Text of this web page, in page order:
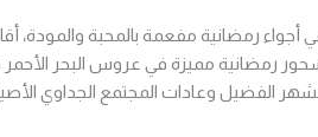
أجواء رمضانية مفعمة بالمحبة والمودة،
رمضانية مميزة في عروس البحر
الفضيل وعادات المجتمع الجداوي